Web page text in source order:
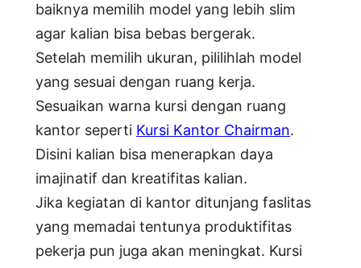
baiknya memilih model yang lebih slim
agar kalian bisa bebas bergerak.
Setelah memilih ukuran, pililihlah model
yang sesuai dengan ruang kerja.
Sesuaikan warna kursi dengan ruang
kantor seperti Kursi Kantor Chairman.
Disini kalian bisa menerapkan daya
imajinatif dan kreatifitas kalian.
Jika kegiatan di kantor ditunjang faslitas
yang memadai tentunya produktifitas
pekerja pun juga akan meningkat. Kursi